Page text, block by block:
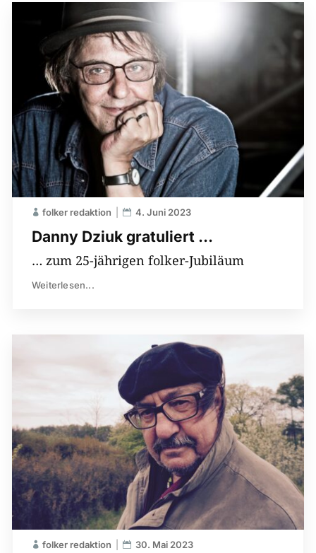
Danny Dziuk gratuliert …
folker redaktion 4. Juni 2023
… zum 25-jährigen folker-Jubiläum
Weiterlesen...
folker redaktion 30. Mai 2023